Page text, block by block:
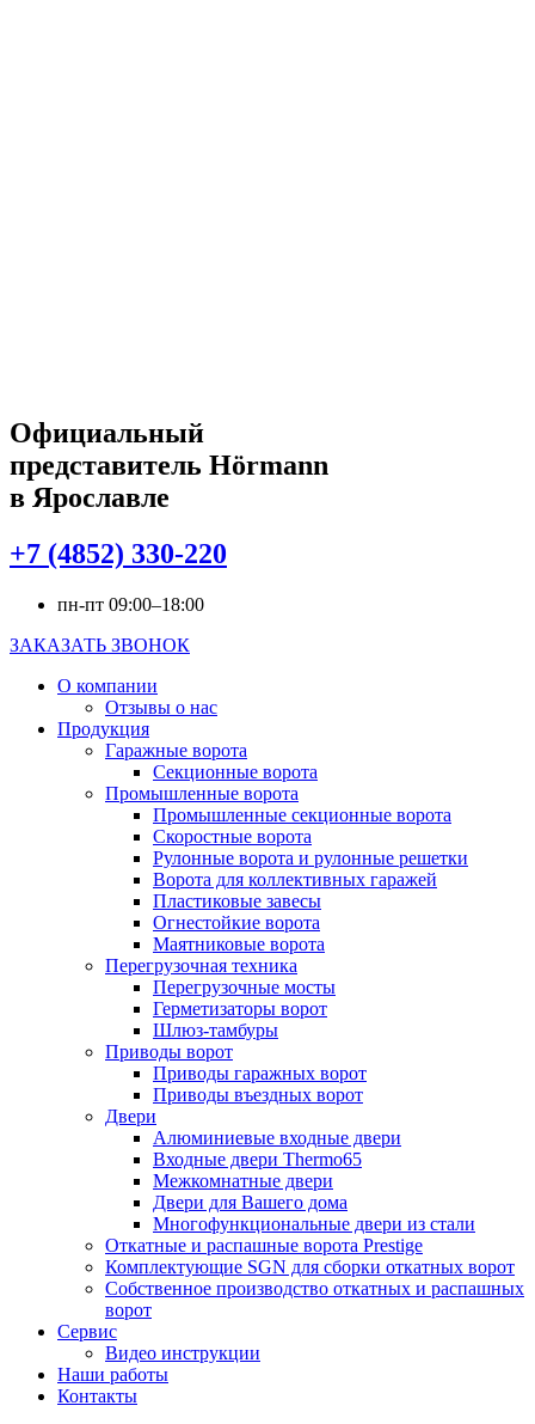
Официальный
представитель Hörmann
в Ярославле
+7 (4852) 330-220
пн-пт 09:00–18:00
ЗАКАЗАТЬ ЗВОНОК
О компании
Отзывы о нас
Продукция
Гаражные ворота
Секционные ворота
Промышленные ворота
Промышленные секционные ворота
Скоростные ворота
Рулонные ворота и рулонные решетки
Ворота для коллективных гаражей
Пластиковые завесы
Огнестойкие ворота
Маятниковые ворота
Перегрузочная техника
Перегрузочные мосты
Герметизаторы ворот
Шлюз-тамбуры
Приводы ворот
Приводы гаражных ворот
Приводы въездных ворот
Двери
Алюминиевые входные двери
Входные двери Thermo65
Межкомнатные двери
Двери для Вашего дома
Многофункциональные двери из стали
Откатные и распашные ворота Prestige
Комплектующие SGN для сборки откатных ворот
Собственное производство откатных и распашных
ворот
Сервис
Видео инструкции
Наши работы
Контакты